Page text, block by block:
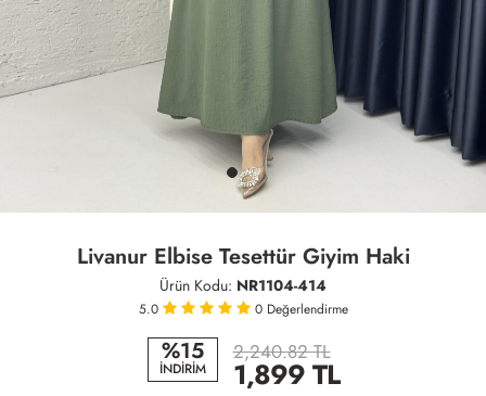
Livanur Elbise Tesettür Giyim Haki
Ürün Kodu: NR1104-414
5.0 0 Değerlendirme
%15
İNDİRİM
2,240.82 TL
1,899TL